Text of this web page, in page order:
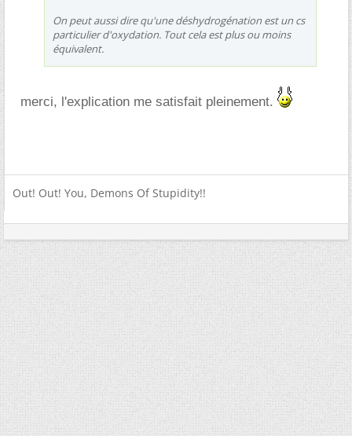
On peut aussi dire qu'une déshydrogénation est un cs
particulier d'oxydation. Tout cela est plus ou moins
équivalent.
merci, l'explication me satisfait pleinement.
Out! Out! You, Demons Of Stupidity!!